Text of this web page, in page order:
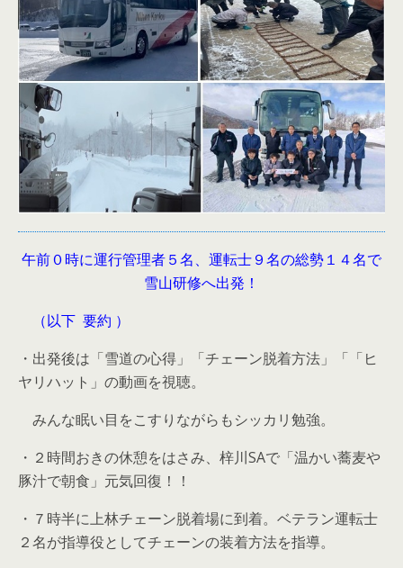
午前０時に運行管理者５名、運転士９名の総勢１４名で
雪山研修へ出発！
（以下 要約 ）
・出発後は「雪道の心得」「チェーン脱着方法」「「ヒ
ヤリハット」の動画を視聴。
みんな眠い目をこすりながらもシッカリ勉強。
・２時間おきの休憩をはさみ、梓川SAで「温かい蕎麦や
豚汁で朝食」元気回復！！
・７時半に上林チェーン脱着場に到着。ベテラン運転士
２名が指導役としてチェーンの装着方法を指導。